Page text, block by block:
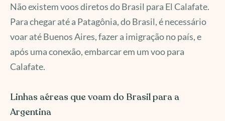
Não existem voos diretos do Brasil para El Calafate.
Para chegar até a Patagônia, do Brasil, é necessário
voar até Buenos Aires, fazer a imigração no país, e
após uma conexão, embarcar em um voo para
Calafate.
Linhas aéreas que voam do Brasil para a
Argentina